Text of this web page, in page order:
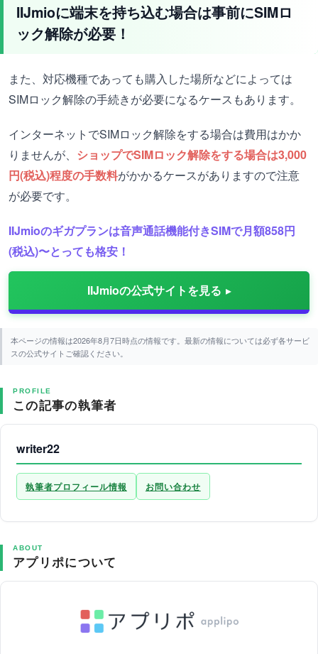
IIJmioに端末を持ち込む場合は事前にSIMロ
ック解除が必要！
また、対応機種であっても購入した場所などによっては
SIMロック解除の手続きが必要になるケースもあります。
インターネットでSIMロック解除をする場合は費用はかか
りませんが、 ショップでSIMロック解除をする場合は3,000
円(税込)程度の手数料がかかるケースがありますので注意
が必要です。
IIJmioのギガプランは音声通話機能付きSIMで月額858円
(税込)〜とっても格安！
IIJmioの公式サイトを見る
本ページの情報は2026年8月7日時点の情報です。最新の情報については必ず各サービ
スの公式サイトご確認ください。
PROFILE
この記事の執筆者
writer22
執筆者プロフィール情報 お問い合わせ
ABOUT
アプリポについて